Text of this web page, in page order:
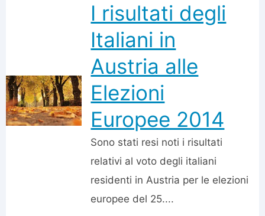
I risultati degli
Italiani in
Austria alle
Elezioni
Europee 2014
Sono stati resi noti i risultati
relativi al voto degli italiani
residenti in Austria per le elezioni
europee del 25....